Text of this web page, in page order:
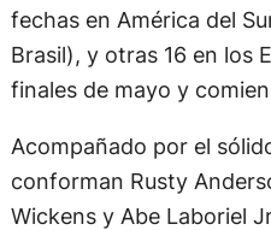
fechas en América del
Brasil), y otras 16 en los
finales de mayo y
Acompañado por el
conforman Rusty
Wickens y Abe Laboriel